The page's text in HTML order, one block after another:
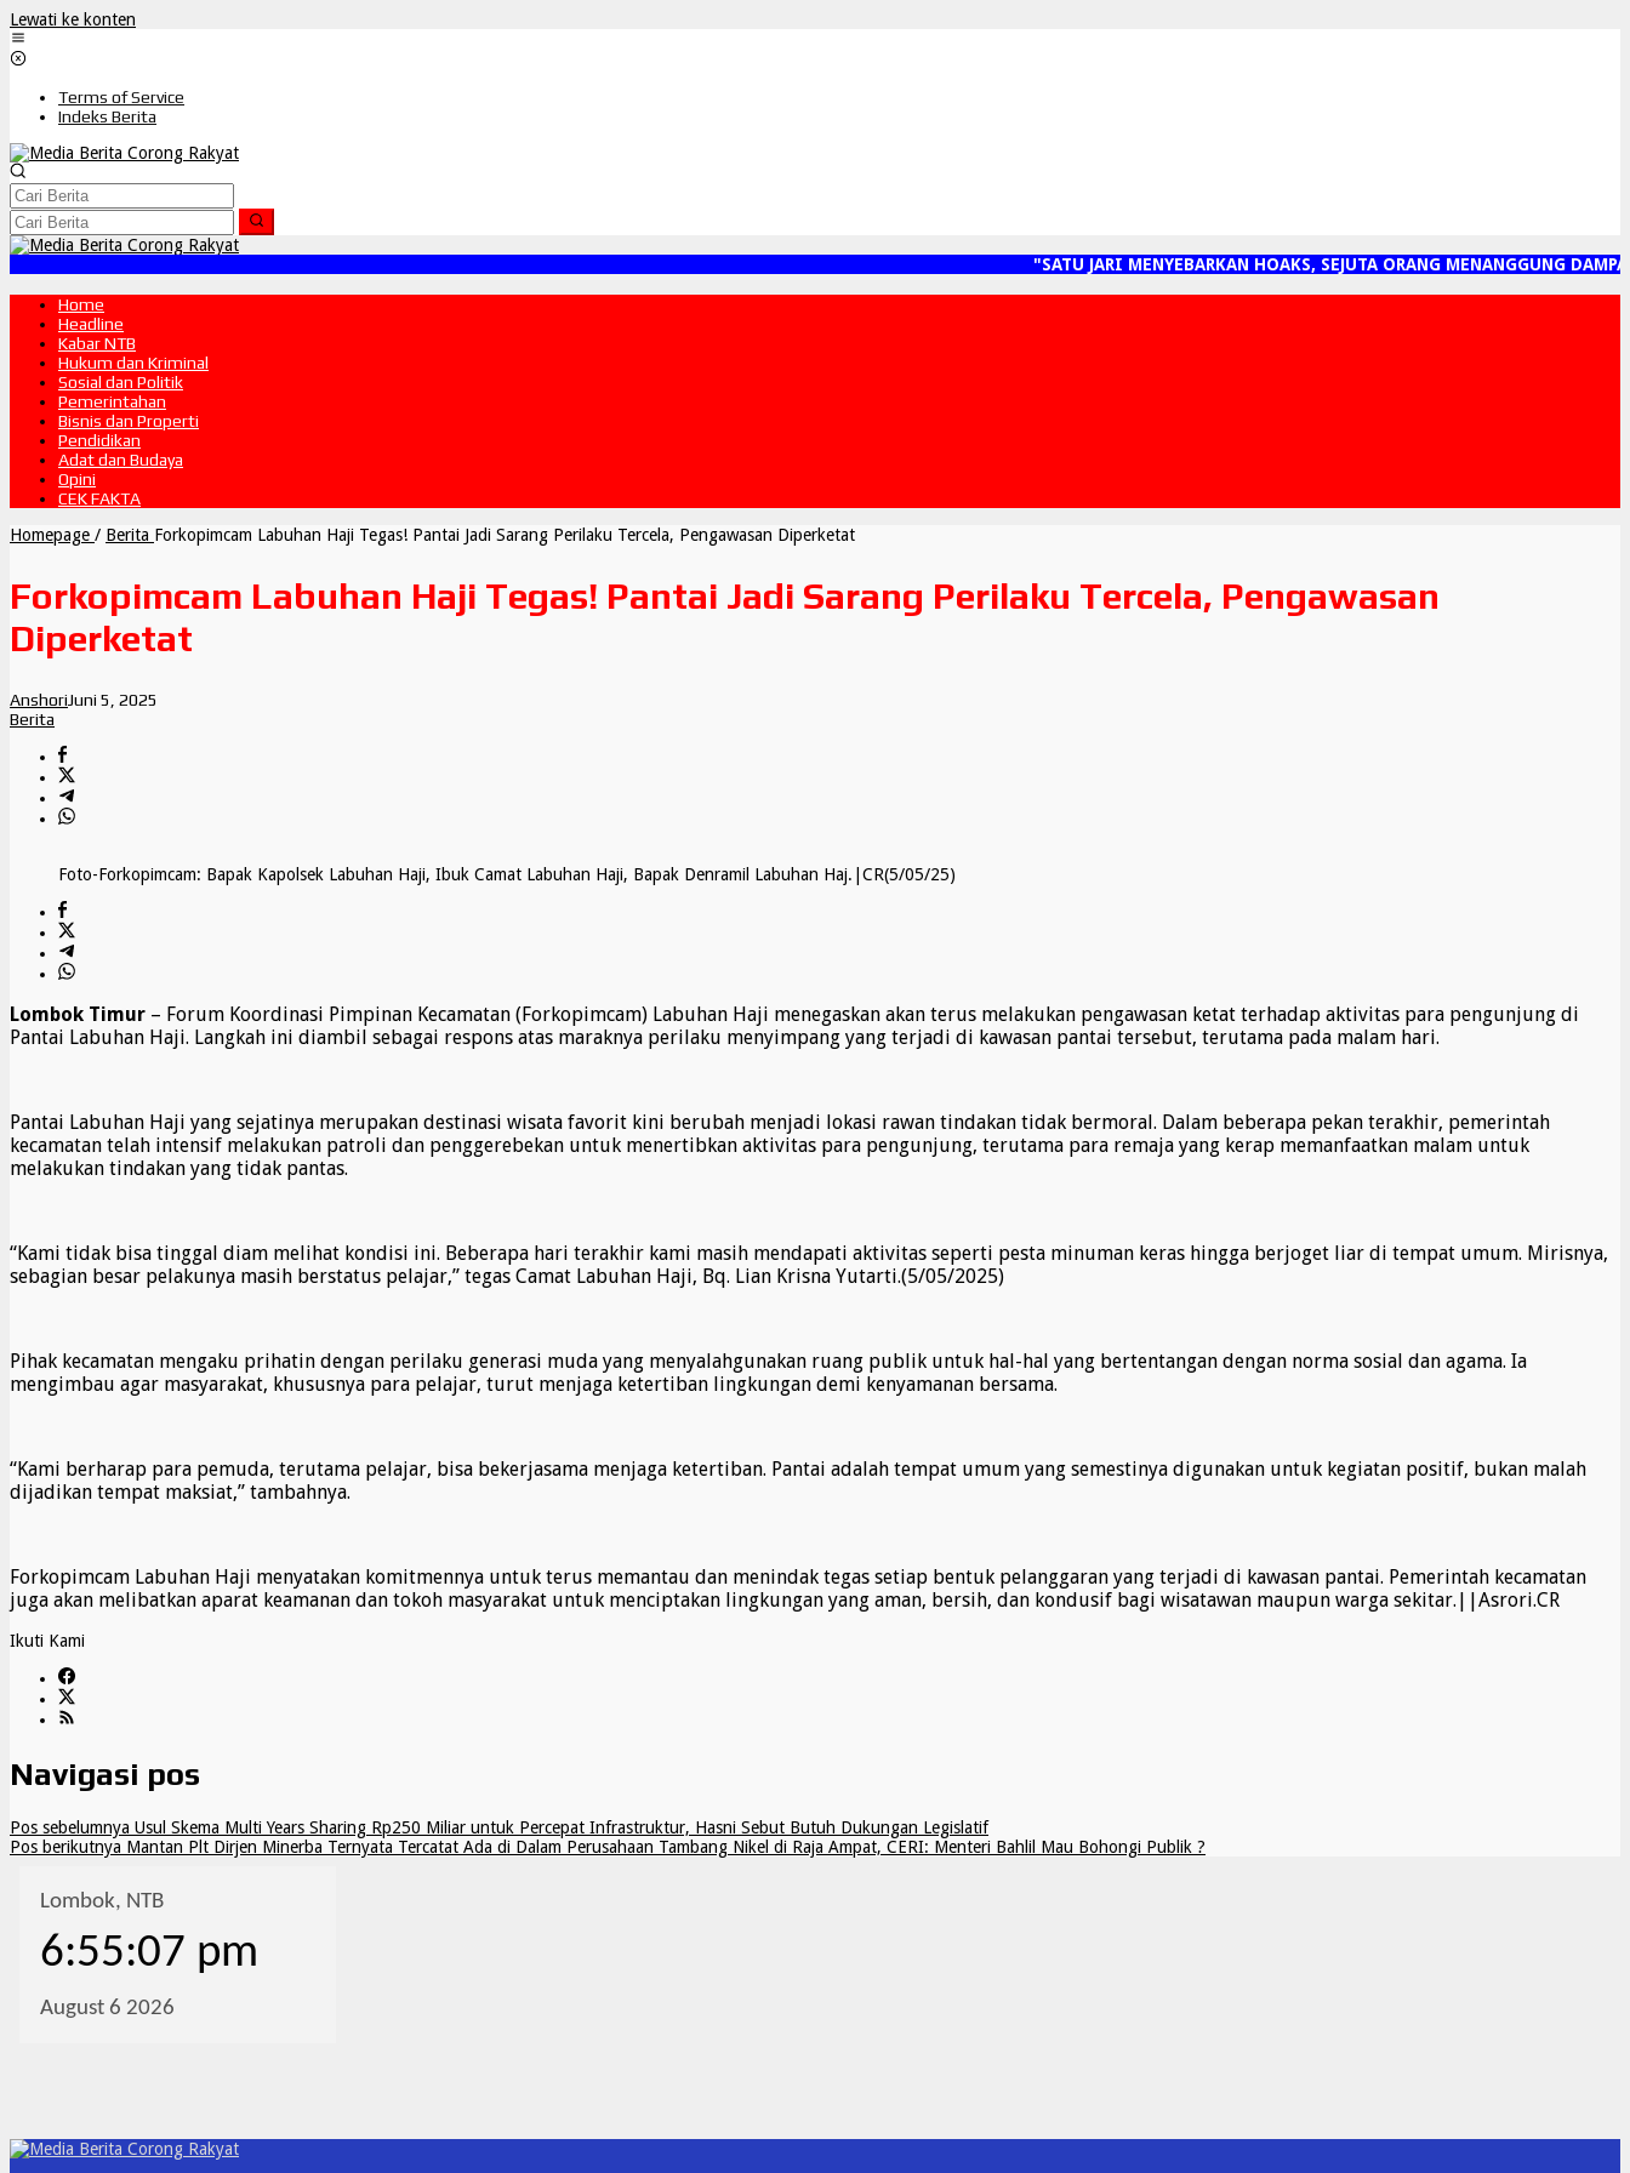
Lewati ke konten
Terms of Service
Indeks Berita
"SATU JARI MENYEBARKAN HOAKS, SEJUTA ORANG MENANGGUNG
Home
Headline
Kabar NTB
Hukum dan Kriminal
Sosial dan Politik
Pemerintahan
Bisnis dan Properti
Pendidikan
Adat dan Budaya
Opini
CEK FAKTA
Homepage / Berita Forkopimcam Labuhan Haji Tegas! Pantai Jadi Sarang Perilaku Tercela, Pengawasan Diperketat
Forkopimcam Labuhan Haji Tegas! Pantai Jadi Sarang Perilaku Tercela, Pengawasan
Diperketat
AnshoriJuni 5, 2025
Berita
Foto-Forkopimcam: Bapak Kapolsek Labuhan Haji, Ibuk Camat Labuhan Haji, Bapak Denramil Labuhan Haj.|CR(5/05/25)
Lombok Timur – Forum Koordinasi Pimpinan Kecamatan (Forkopimcam) Labuhan Haji menegaskan akan terus melakukan pengawasan ketat terhadap aktivitas para pengunjung di
Pantai Labuhan Haji. Langkah ini diambil sebagai respons atas maraknya perilaku menyimpang yang terjadi di kawasan pantai tersebut, terutama pada malam hari.
Pantai Labuhan Haji yang sejatinya merupakan destinasi wisata favorit kini berubah menjadi lokasi rawan tindakan tidak bermoral. Dalam beberapa pekan terakhir, pemerintah
kecamatan telah intensif melakukan patroli dan penggerebekan untuk menertibkan aktivitas para pengunjung, terutama para remaja yang kerap memanfaatkan malam untuk
melakukan tindakan yang tidak pantas.
“Kami tidak bisa tinggal diam melihat kondisi ini. Beberapa hari terakhir kami masih mendapati aktivitas seperti pesta minuman keras hingga berjoget liar di tempat umum. Mirisnya,
sebagian besar pelakunya masih berstatus pelajar,” tegas Camat Labuhan Haji, Bq. Lian Krisna Yutarti.(5/05/2025)
Pihak kecamatan mengaku prihatin dengan perilaku generasi muda yang menyalahgunakan ruang publik untuk hal-hal yang bertentangan dengan norma sosial dan agama. Ia
mengimbau agar masyarakat, khususnya para pelajar, turut menjaga ketertiban lingkungan demi kenyamanan bersama.
“Kami berharap para pemuda, terutama pelajar, bisa bekerjasama menjaga ketertiban. Pantai adalah tempat umum yang semestinya digunakan untuk kegiatan positif, bukan malah
dijadikan tempat maksiat,” tambahnya.
Forkopimcam Labuhan Haji menyatakan komitmennya untuk terus memantau dan menindak tegas setiap bentuk pelanggaran yang terjadi di kawasan pantai. Pemerintah kecamatan
juga akan melibatkan aparat keamanan dan tokoh masyarakat untuk menciptakan lingkungan yang aman, bersih, dan kondusif bagi wisatawan maupun warga sekitar.||Asrori.CR
Ikuti Kami
Navigasi pos
Pos sebelumnya Usul Skema Multi Years Sharing Rp250 Miliar untuk Percepat Infrastruktur, Hasni Sebut Butuh Dukungan Legislatif
Pos berikutnya Mantan Plt Dirjen Minerba Ternyata Tercatat Ada di Dalam Perusahaan Tambang Nikel di Raja Ampat, CERI: Menteri Bahlil Mau Bohongi Publik ?